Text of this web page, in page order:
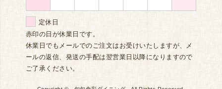
定休日
赤印の日が休業日です。
休業日でもメールでのご注文はお受けいたしますが、メ
ールの返信、発送の手配は翌営業日以降になりますので
ご了承ください。